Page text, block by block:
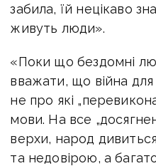
забила, їй нецікаво
живуть люди».
«Поки що бездомні
вважати, що війна для
не про які
мови. На все
верхи, народ
та недовірою, а